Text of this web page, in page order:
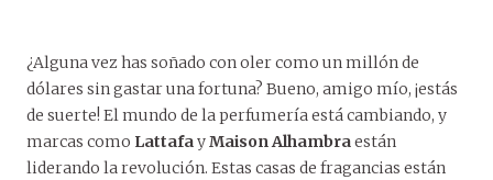
¿Alguna vez has soñado con oler como un millón de
dólares sin gastar una fortuna? Bueno, amigo mío, ¡estás
de suerte! El mundo de la perfumería está cambiando, y
marcas como LattafayMaison Alhambraestán
liderando la revolución. Estas casas de fragancias están